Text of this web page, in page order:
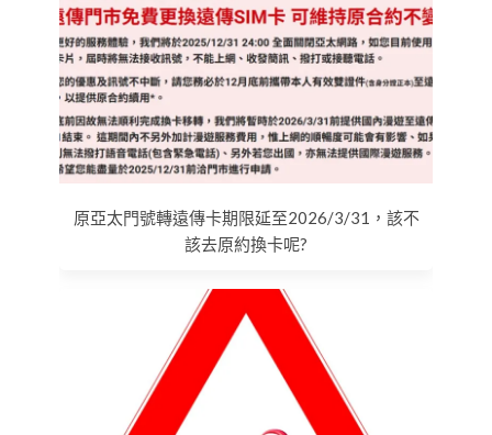
原亞太門號轉遠傳卡期限延至2026/3/31，該不
該去原約換卡呢?